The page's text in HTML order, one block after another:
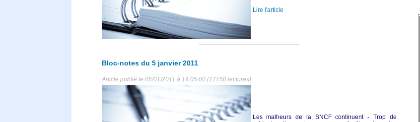
Lire l'article
Bloc-notes du 5 janvier 2011
Article publié le 05/01/2011 à 14:05:00 (17150 lectures)
Les malheurs de la SNCF continuent - Trop de